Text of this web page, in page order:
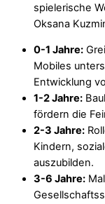
spielerische
Oksana
0-1 Jahre:
Mobiles
Entwicklung
1-2 Jahre:
fördern die
2-3 Jahre:
Kindern,
auszubilden.
3-6 Jahre: